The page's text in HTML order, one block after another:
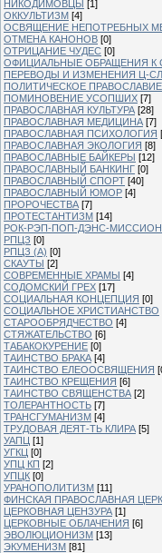
НИКОДИМОВЦЫ [1]
ОККУЛЬТИЗМ [4]
ОСВЯЩЕНИЕ НЕПОТРЕБНЫХ
ОТМЕНА КАНОНОВ [0]
ОТРИЦАНИЕ ЧУДЕС [0]
ОФИЦИАЛЬНЫЕ ОБРАЩЕНИЯ
ПЕРЕВОДЫ И ИЗМЕНЕНИЯ Ц-
ПОЛИТИЧЕСКОЕ ПРАВОСЛАВИЕ
ПОМИНОВЕНИЕ УСОПШИХ [7]
ПРАВОСЛАВНАЯ КУЛЬТУРА [28]
ПРАВОСЛАВНАЯ МЕДИЦИНА [7]
ПРАВОСЛАВНАЯ ПСИХОЛОГИЯ
ПРАВОСЛАВНАЯ ЭКОЛОГИЯ [8]
ПРАВОСЛАВНЫЕ БАЙКЕРЫ [12]
ПРАВОСЛАВНЫЙ БАНКИНГ [0]
ПРАВОСЛАВНЫЙ СПОРТ [40]
ПРАВОСЛАВНЫЙ ЮМОР [4]
ПРОРОЧЕСТВА [7]
ПРОТЕСТАНТИЗМ [14]
РОК-РЭП-ПОП-ДЭНС-
РПЦЗ [0]
РПЦЗ (А) [0]
СКАУТЫ [2]
СОВРЕМЕННЫЕ ХРАМЫ [4]
СОДОМСКИЙ ГРЕХ [17]
СОЦИАЛЬНАЯ КОНЦЕПЦИЯ [0]
СОЦИАЛЬНОЕ ХРИСТИАНСТВО
СТАРООБРЯДЧЕСТВО [4]
СТЯЖАТЕЛЬСТВО [6]
ТАБАКОКУРЕНИЕ [0]
ТАИНСТВО БРАКА [4]
ТАИНСТВО ЕЛЕООСВЯЩЕНИЯ
ТАИНСТВО КРЕЩЕНИЯ [6]
ТАИНСТВО СВЯЩЕНСТВА [2]
ТОЛЕРАНТНОСТЬ [7]
ТРАНСГУМАНИЗМ [4]
ТРУДОВАЯ ДЕЯТ-ТЬ КЛИРА [5]
УАПЦ [1]
УГКЦ [0]
УПЦ КП [2]
УПЦК [0]
УРАНОПОЛИТИЗМ [11]
ФИНСКАЯ ПРАВОСЛАВНАЯ
ЦЕРКОВНАЯ ЦЕНЗУРА [1]
ЦЕРКОВНЫЕ ОБЛАЧЕНИЯ [6]
ЭВОЛЮЦИОНИЗМ [13]
ЭКУМЕНИЗМ [81]